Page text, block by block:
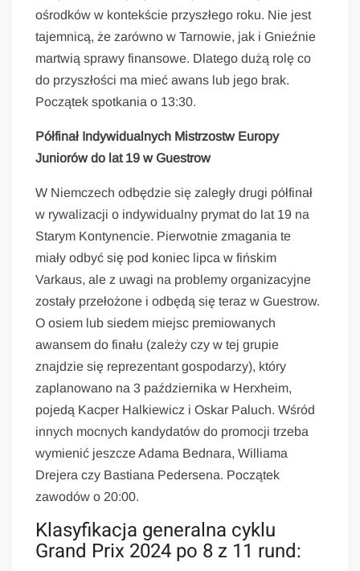
ośrodków w kontekście przyszłego roku. Nie jest
tajemnicą, że zarówno w Tarnowie, jak i Gnieźnie
martwią sprawy finansowe. Dlatego dużą rolę co
do przyszłości ma mieć awans lub jego brak.
Początek spotkania o 13:30.
Półfinał Indywidualnych Mistrzostw Europy
Juniorów do lat 19 w Guestrow
W Niemczech odbędzie się zaległy drugi półfinał
w rywalizacji o indywidualny prymat do lat 19 na
Starym Kontynencie. Pierwotnie zmagania te
miały odbyć się pod koniec lipca w fińskim
Varkaus, ale z uwagi na problemy organizacyjne
zostały przełożone i odbędą się teraz w Guestrow.
O osiem lub siedem miejsc premiowanych
awansem do finału (zależy czy w tej grupie
znajdzie się reprezentant gospodarzy), który
zaplanowano na 3 października w Herxheim,
pojedą Kacper Halkiewicz i Oskar Paluch. Wśród
innych mocnych kandydatów do promocji trzeba
wymienić jeszcze Adama Bednara, Williama
Drejera czy Bastiana Pedersena. Początek
zawodów o 20:00.
Klasyfikacja generalna cyklu
Grand Prix 2024 po 8 z 11 rund: